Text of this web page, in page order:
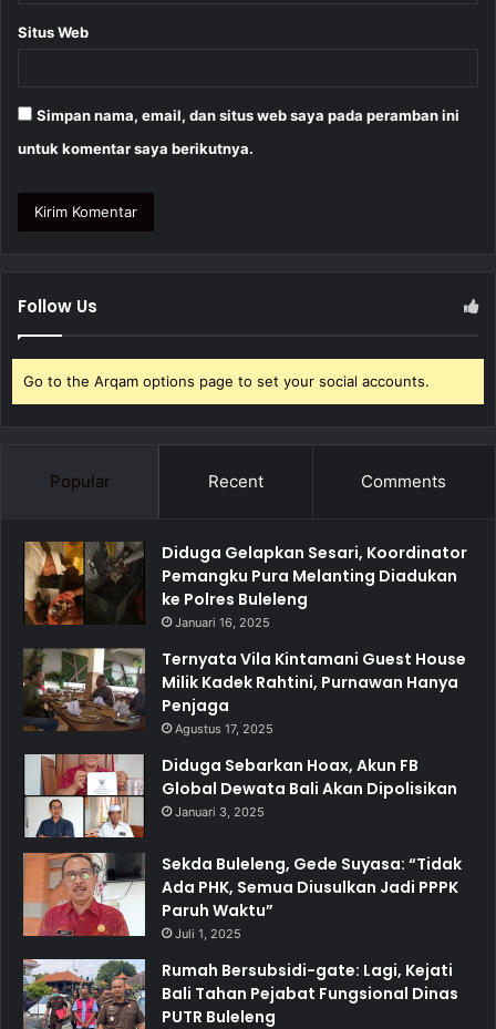
Situs Web
Simpan nama, email, dan situs web saya pada peramban ini
untuk komentar saya berikutnya.
Follow Us
Go to the Arqam options page to set your social accounts.
Popular Recent Comments
Diduga Gelapkan Sesari, Koordinator
Pemangku Pura Melanting Diadukan
ke Polres Buleleng
Januari 16, 2025
Ternyata Vila Kintamani Guest House
Milik Kadek Rahtini, Purnawan Hanya
Penjaga
Agustus 17, 2025
Diduga Sebarkan Hoax, Akun FB
Global Dewata Bali Akan Dipolisikan
Januari 3, 2025
Sekda Buleleng, Gede Suyasa: “Tidak
Ada PHK, Semua Diusulkan Jadi PPPK
Paruh Waktu”
Juli 1, 2025
Rumah Bersubsidi-gate: Lagi, Kejati
Bali Tahan Pejabat Fungsional Dinas
PUTR Buleleng